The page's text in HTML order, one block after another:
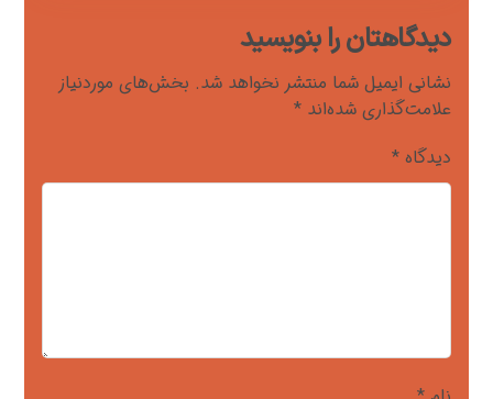
دیدگاهتان را بنویسید
نشانی ایمیل شما منتشر نخواهد شد. بخش‌های موردنیاز
علامت‌گذاری شده‌اند*
دیدگاه*